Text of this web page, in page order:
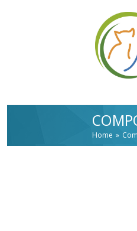
Home